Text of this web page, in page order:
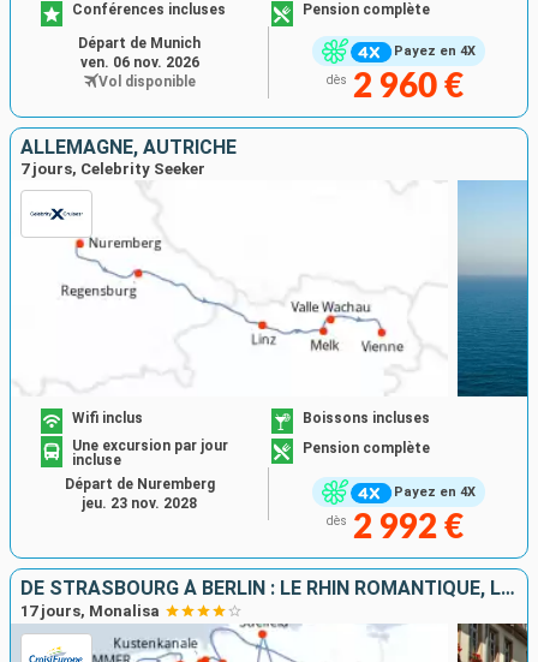
Payez en 4X
Conférences incluses
Pension complète
dès 2 960 €
Départ de Munich
ven. 06 nov. 2026
Vol disponible
ALLEMAGNE, AUTRICHE
7 jours, Celebrity Seeker
Payez en 4X
Wifi inclus
Boissons incluses
Une excursion par jour
incluse
Pension complète
dès 2 992 €
Départ de Nuremberg
jeu. 23 nov. 2028
DE STRASBOURG À BERLIN : LE RHIN ROMANTIQUE, LA HOLLANDE ET L'ELBE EN CROISIÈRE
17 jours, Monalisa